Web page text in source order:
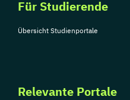
Für Studierende
Übersicht Studienportale
Relevante Portale